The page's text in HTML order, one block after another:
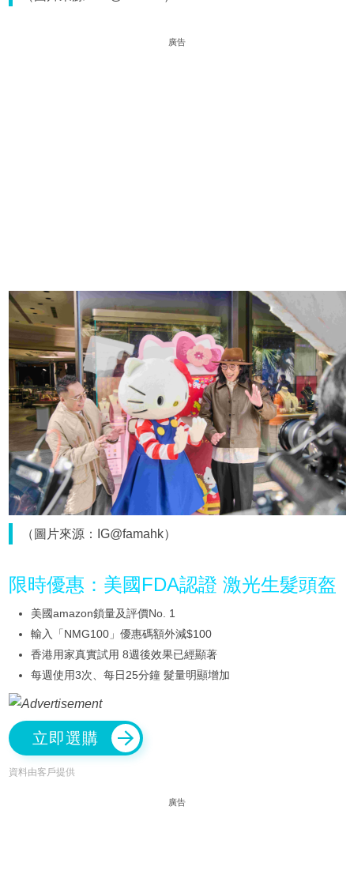
廣告
（圖片來源：IG@famahk）
限時優惠：美國FDA認證 激光生髮頭盔
美國amazon鎖量及評價No. 1
輸入「NMG100」優惠碼額外減$100
香港用家真實試用 8週後效果已經顯著
每週使用3次、每日25分鐘 髮量明顯增加
立即選購
資料由客戶提供
廣告